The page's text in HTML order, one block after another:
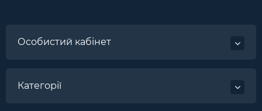
Особистий кабінет
Категорії